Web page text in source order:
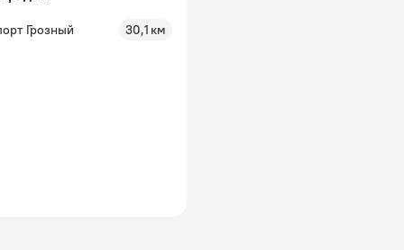
Грозный 30,1 км